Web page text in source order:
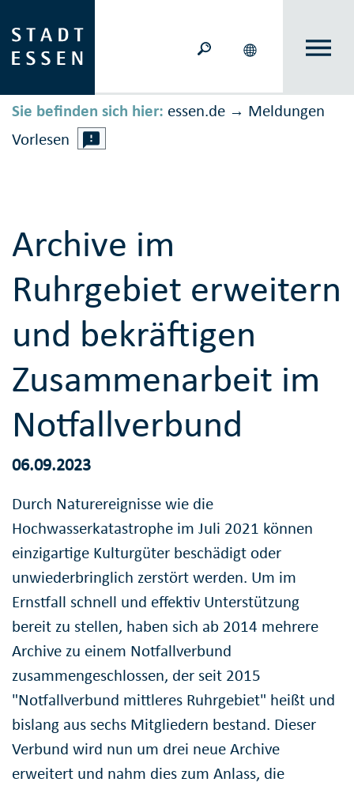
Sie befinden sich hier: essen.de → Meldungen
Vorlesen
Archive im
Ruhrgebiet erweitern
und bekräftigen
Zusammenarbeit im
Notfallverbund
06.09.2023
Durch Naturereignisse wie die
Hochwasserkatastrophe im Juli 2021 können
einzigartige Kulturgüter beschädigt oder
unwiederbringlich zerstört werden. Um im
Ernstfall schnell und effektiv Unterstützung
bereit zu stellen, haben sich ab 2014 mehrere
Archive zu einem Notfallverbund
zusammengeschlossen, der seit 2015
"Notfallverbund mittleres Ruhrgebiet" heißt und
bislang aus sechs Mitgliedern bestand. Dieser
Verbund wird nun um drei neue Archive
erweitert und nahm dies zum Anlass, die